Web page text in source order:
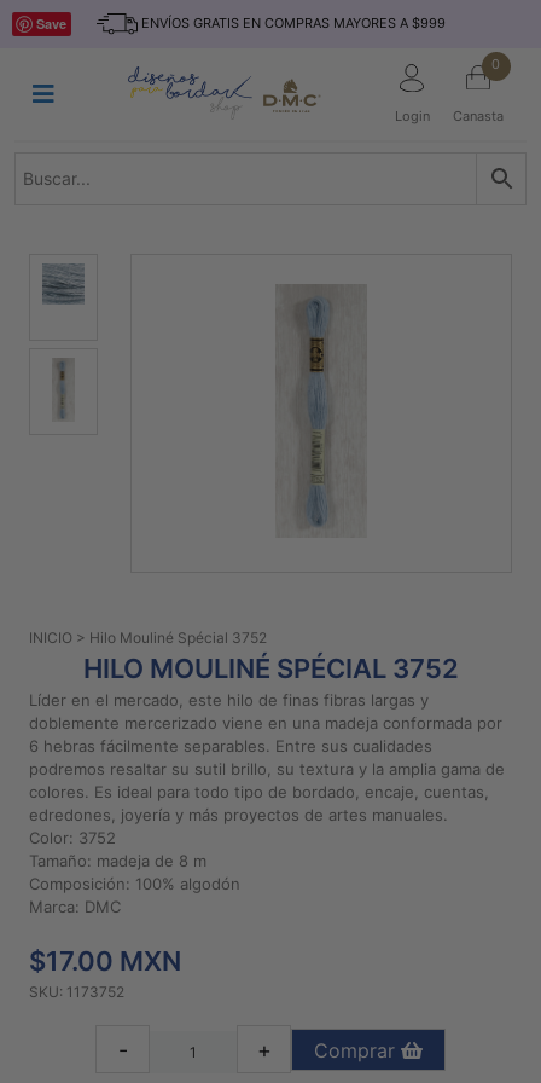
Saltar
ENVÍOS GRATIS EN COMPRAS MAYORES A $999
Login
0
Canasta
INICIO
TEJIDO
TELAS
MARCAS
NOVEDADES
Preguntas
frecuentes
Aviso De
Privacidad
Políticas
Compra
Diseños
Save
INICIO > Hilo Mouliné Spécial 3752
HILO MOULINÉ SPÉCIAL 3752
Líder en el mercado, este hilo de finas fibras largas y
doblemente mercerizado viene en una madeja conformada por
6 hebras fácilmente separables. Entre sus cualidades
podremos resaltar su sutil brillo, su textura y la amplia gama de
colores. Es ideal para todo tipo de bordado, encaje, cuentas,
edredones, joyería y más proyectos de artes manuales.
Color: 3752
Tamaño: madeja de 8 m
Composición: 100% algodón
Marca: DMC
$17.00 MXN
SKU: 1173752
- + Comprar